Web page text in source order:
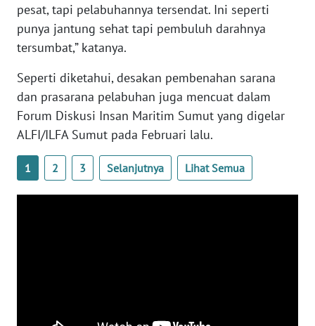
pesat, tapi pelabuhannya tersendat. Ini seperti
punya jantung sehat tapi pembuluh darahnya
tersumbat,” katanya.
Seperti diketahui, desakan pembenahan sarana
dan prasarana pelabuhan juga mencuat dalam
Forum Diskusi Insan Maritim Sumut yang digelar
ALFI/ILFA Sumut pada Februari lalu.
1 2 3 Selanjutnya Lihat Semua
WN
LAMPUNG
JATENG
WN
NUSANTARA